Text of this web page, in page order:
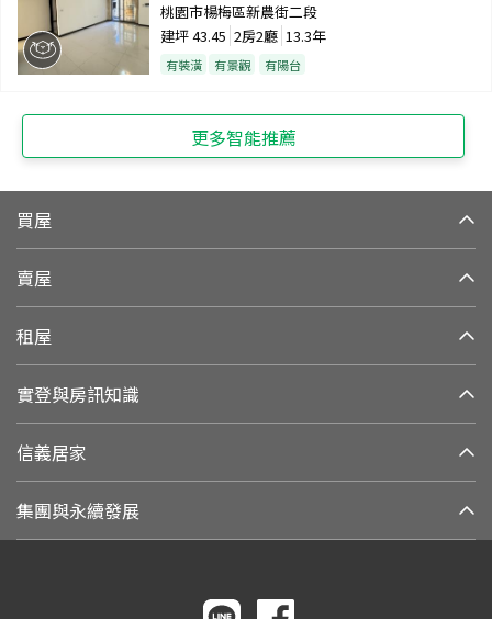
桃園市楊梅區新農街二段
建坪43.45 2房2廳 13.3年
有裝潢 有景觀 有陽台
更多智能推薦
買屋
賣屋
租屋
實登與房訊知識
信義居家
集團與永續發展